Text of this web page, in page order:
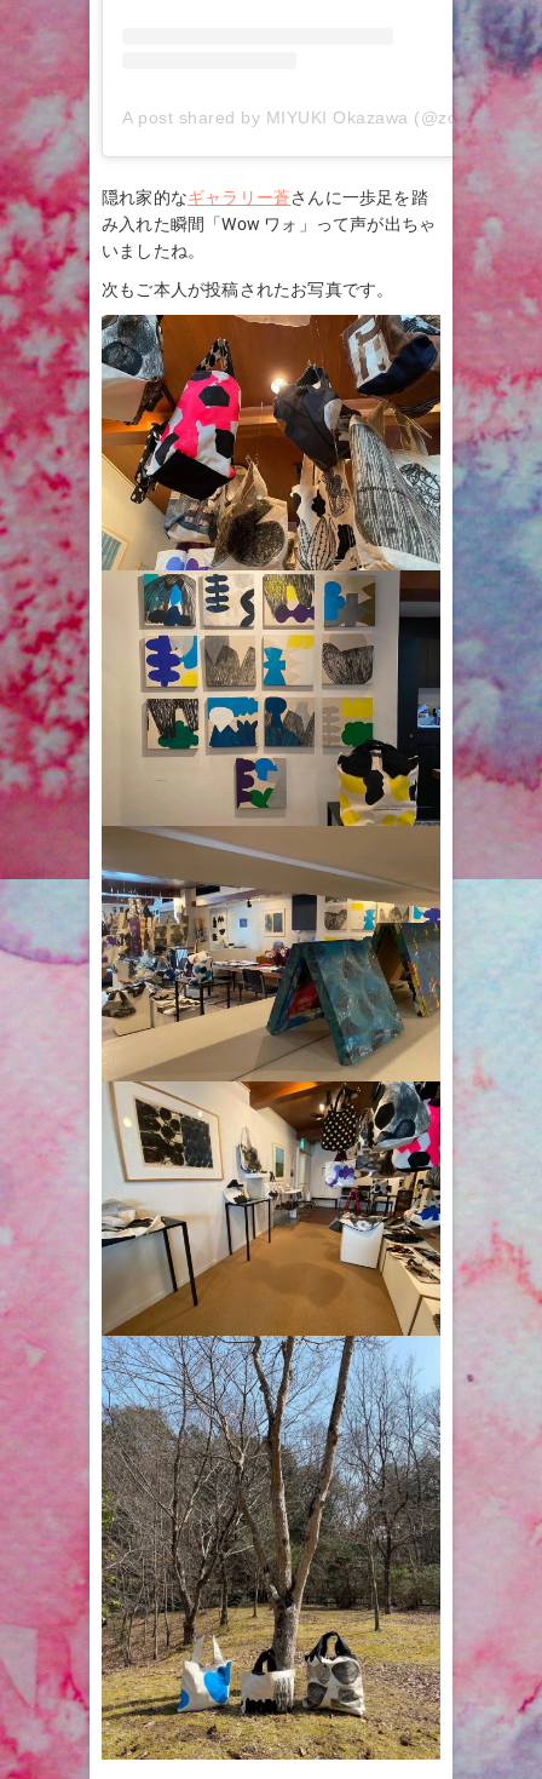
A post shared by MIYUKI Okazawa (@zonprint)
隠れ家的なギャラリー蒼さんに一歩足を踏
み入れた瞬間「Wow ワォ」って声が出ちゃ
いましたね。
次もご本人が投稿されたお写真です。